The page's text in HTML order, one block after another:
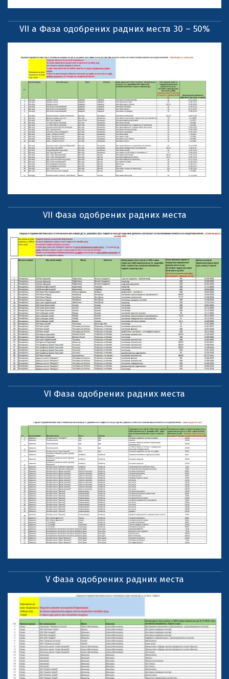
VII a Фаза одобрених радних места 30 – 50%
VII Фаза одобрених радних места
VI Фаза одобрених радних места
V Фаза одобрених радних места